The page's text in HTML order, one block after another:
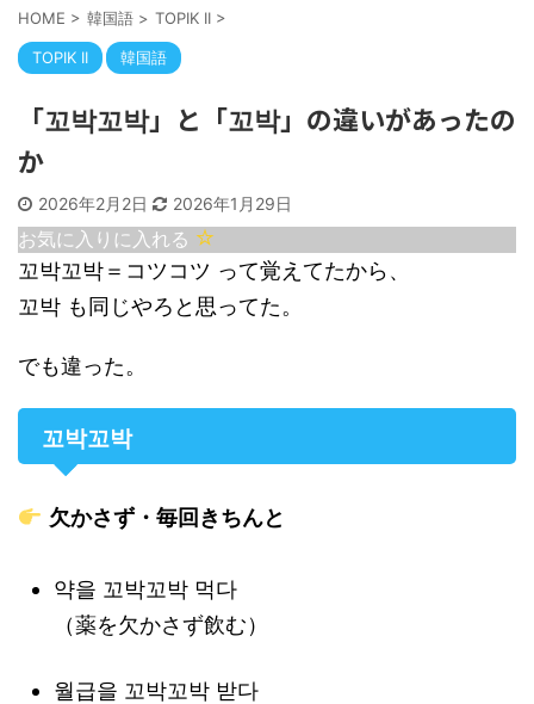
HOME > 韓国語 > TOPIK II >
TOPIK II 韓国語
「꼬박꼬박」と「꼬박」の違いがあったの
か
2026年2月2日 2026年1月29日
お気に入りに入れる
꼬박꼬박＝コツコツ って覚えてたから、
꼬박 も同じやろと思ってた。
でも違った。
꼬박꼬박
欠かさず・毎回きちんと
약을 꼬박꼬박 먹다
（薬を欠かさず飲む）
월급을 꼬박꼬박 받다